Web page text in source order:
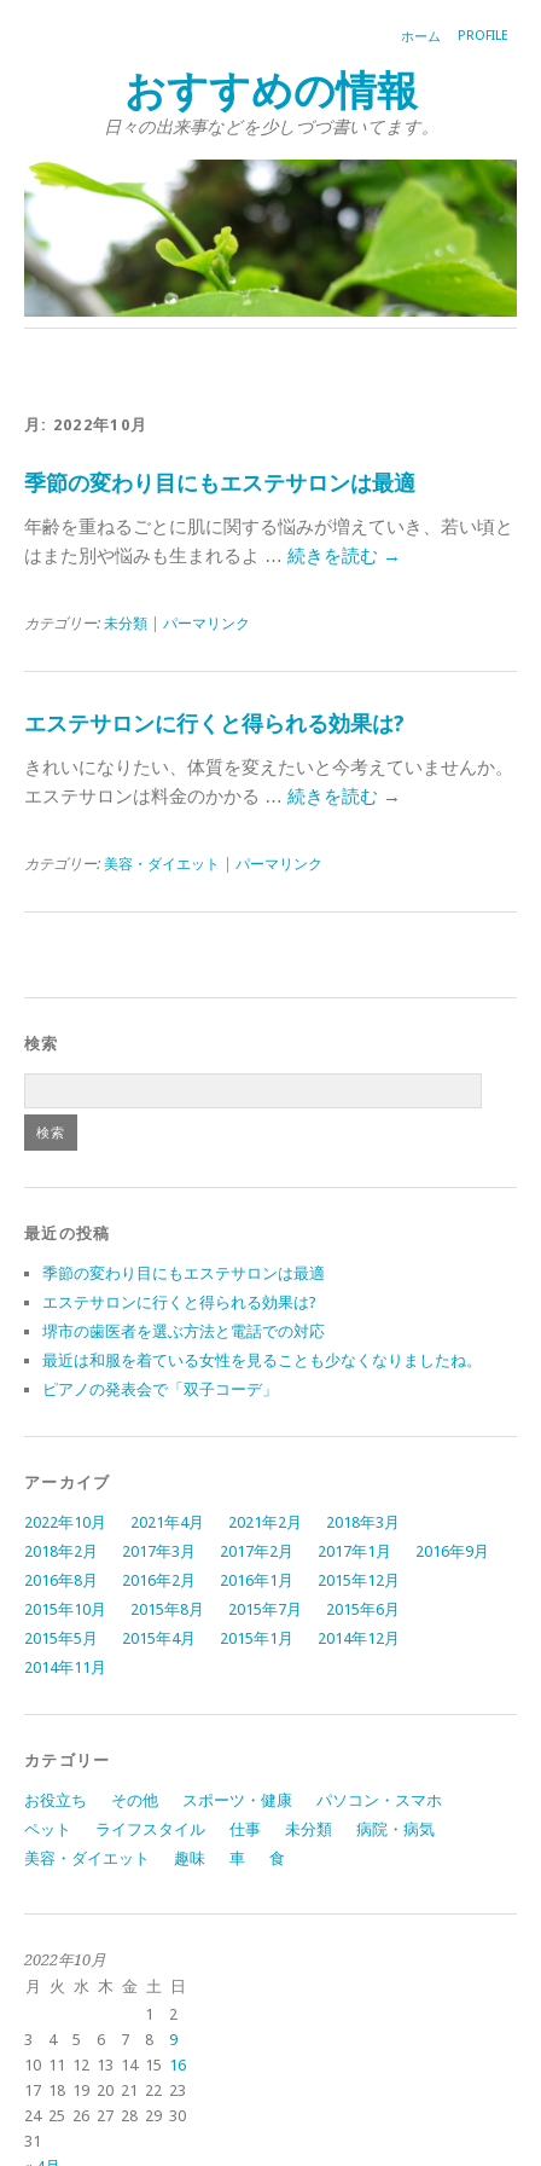
ホーム PROFILE
おすすめの情報
日々の出来事などを少しづづ書いてます。
月: 2022年10月
季節の変わり目にもエステサロンは最適
年齢を重ねるごとに肌に関する悩みが増えていき、若い頃と
はまた別や悩みも生まれるよ … 続きを読む →
カテゴリー: 未分類 パーマリンク
エステサロンに行くと得られる効果は?
きれいになりたい、体質を変えたいと今考えていませんか。
エステサロンは料金のかかる … 続きを読む →
カテゴリー: 美容・ダイエット パーマリンク
検索
最近の投稿
季節の変わり目にもエステサロンは最適
エステサロンに行くと得られる効果は?
堺市の歯医者を選ぶ方法と電話での対応
最近は和服を着ている女性を見ることも少なくなりましたね。
ピアノの発表会で「双子コーデ」
アーカイブ
2022年10月 2021年4月 2021年2月
2018年3月
2018年2月
2017年3月 2017年2月 2017年1月
2016年9月
2016年8月
2016年2月 2016年1月
2015年12月
2015年10月
2015年8月 2015年7月
2015年6月
2015年5月
2015年4月 2015年1月
2014年12月
2014年11月
カテゴリー
お役立ち その他 スポーツ・健康
パソコン・スマホ
ペット
ライフスタイル 仕事 未分類
病院・病気
美容・ダイエット
趣味 車 食
2022年10月
月
火 水 木 金 土
日
1
2
3
4 5 6 7 8
9
10 11 12 13 14 15 16
17 18 19 20 21 22 23
24 25 26 27 28 29 30
31